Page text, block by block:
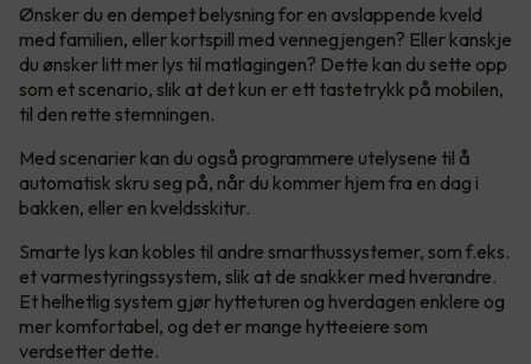
Ønsker du en dempet belysning for en avslappende kveld
med familien, eller kortspill med vennegjengen? Eller kanskje
du ønsker litt mer lys til matlagingen? Dette kan du sette opp
som et scenario, slik at det kun er ett tastetrykk på mobilen,
til den rette stemningen.
Med scenarier kan du også programmere utelysene til å
automatisk skru seg på, når du kommer hjem fra en dag i
bakken, eller en kveldsskitur.
Smarte lys kan kobles til andre smarthussystemer, som f.eks.
et varmestyringssystem, slik at de snakker med hverandre.
Et helhetlig system gjør hytteturen og hverdagen enklere og
mer komfortabel, og det er mange hytteeiere som
verdsetter dette.